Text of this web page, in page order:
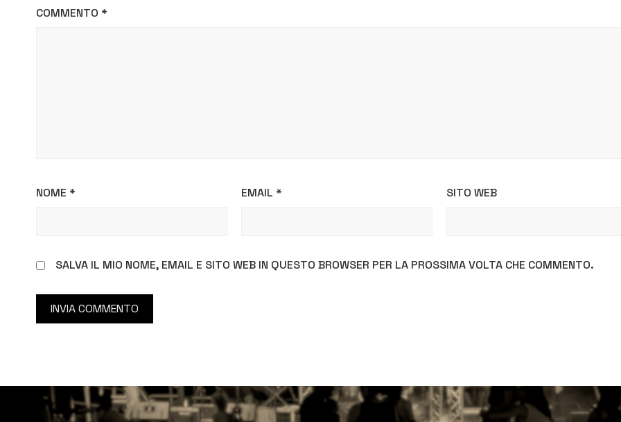
COMMENTO *
NOME * EMAIL * SITO WEB
SALVA IL MIO NOME, EMAIL E SITO WEB IN QUESTO BROWSER PER LA PROSSIMA VOLTA CHE COMMENTO.